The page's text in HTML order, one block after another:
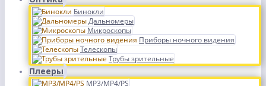
Бинокли
Дальномеры
Микроскопы
Приборы ночного видения
Телескопы
Трубы зрительные
Плееры
MP3/MP4/PS